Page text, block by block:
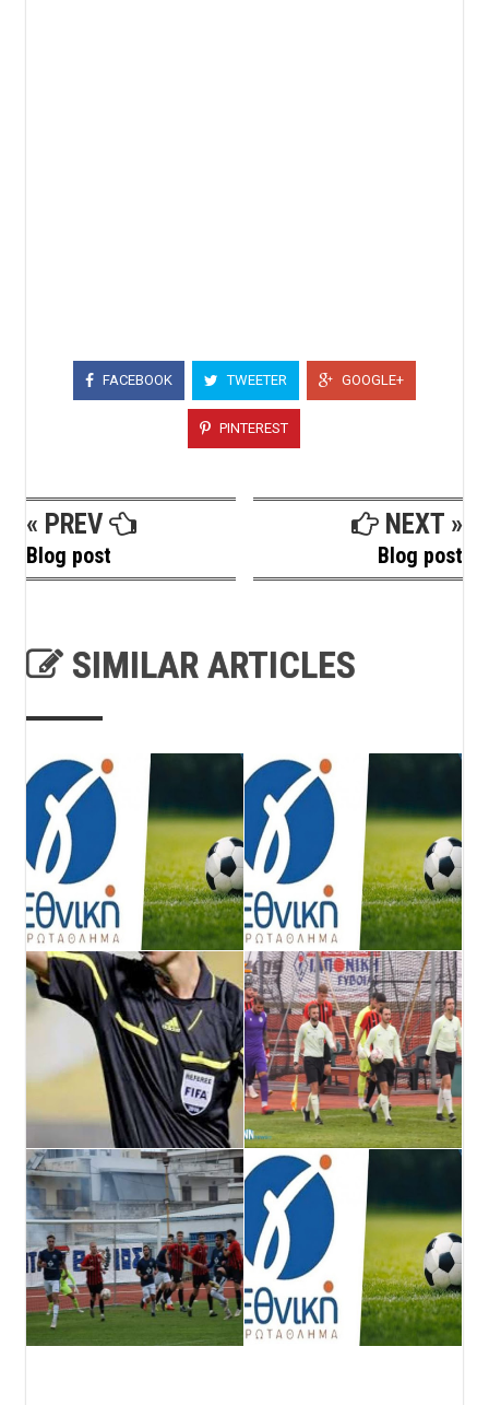
FACEBOOK TWEETER GOOGLE+
PINTEREST
« PREV
Blog post
NEXT »
Blog post
SIMILAR ARTICLES